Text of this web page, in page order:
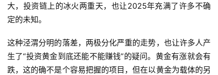
大，投资链上的冰火两重天，也让2025年充满了许多不确
定的未知。
这种泾渭分明的落差，两极分化严重的走势，也让许多人产
生了“投资黄金到底还能不能赚钱”的疑问。黄金有涨就会有
跌，这的确不是个容易把握的项目，但在以黄金为载体的另